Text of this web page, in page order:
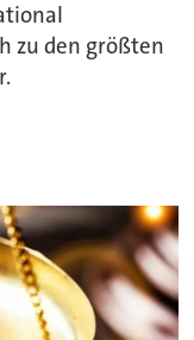
zu den größten